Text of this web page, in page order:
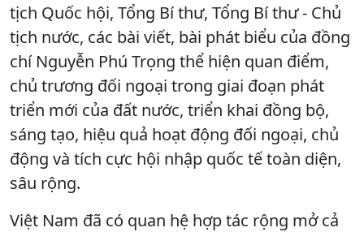
tịch Quốc hội, Tổng Bí thư, Tổng Bí thư - Chủ
tịch nước, các bài viết, bài phát biểu của đồng
chí Nguyễn Phú Trọng thể hiện quan điểm,
chủ trương đối ngoại trong giai đoạn phát
triển mới của đất nước, triển khai đồng bộ,
sáng tạo, hiệu quả hoạt động đối ngoại, chủ
động và tích cực hội nhập quốc tế toàn diện,
sâu rộng.
Việt Nam đã có quan hệ hợp tác rộng mở cả